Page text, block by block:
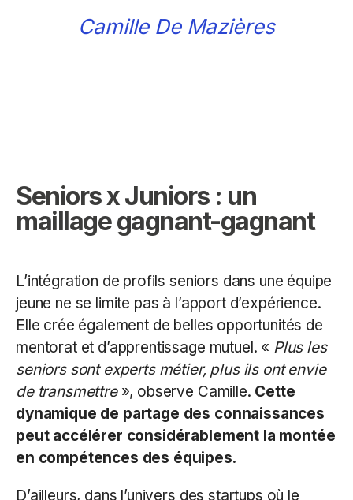
Camille De Mazières
Seniors x Juniors : un
maillage gagnant-gagnant
L’intégration de profils seniors dans une équipe
jeune ne se limite pas à l’apport d’expérience.
Elle crée également de belles opportunités de
mentorat et d’apprentissage mutuel. « Plus les
seniors sont experts métier, plus ils ont envie
de transmettre », observe Camille. Cette
dynamique de partage des connaissances
peut accélérer considérablement la montée
en compétences des équipes.
D’ailleurs, dans l’univers des startups où le